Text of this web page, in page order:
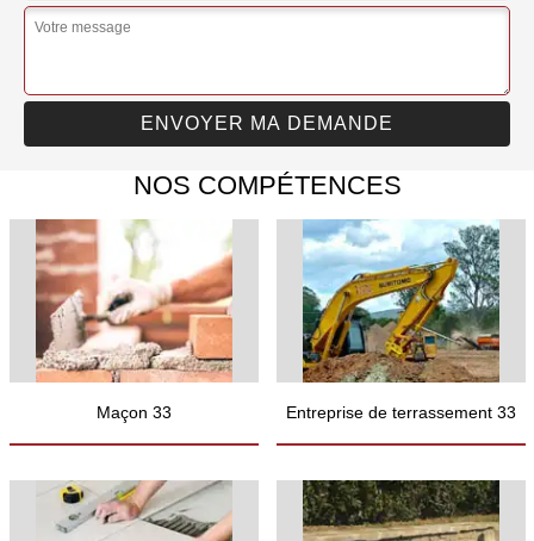
NOS COMPÉTENCES
Maçon 33 Entreprise de terrassement 33